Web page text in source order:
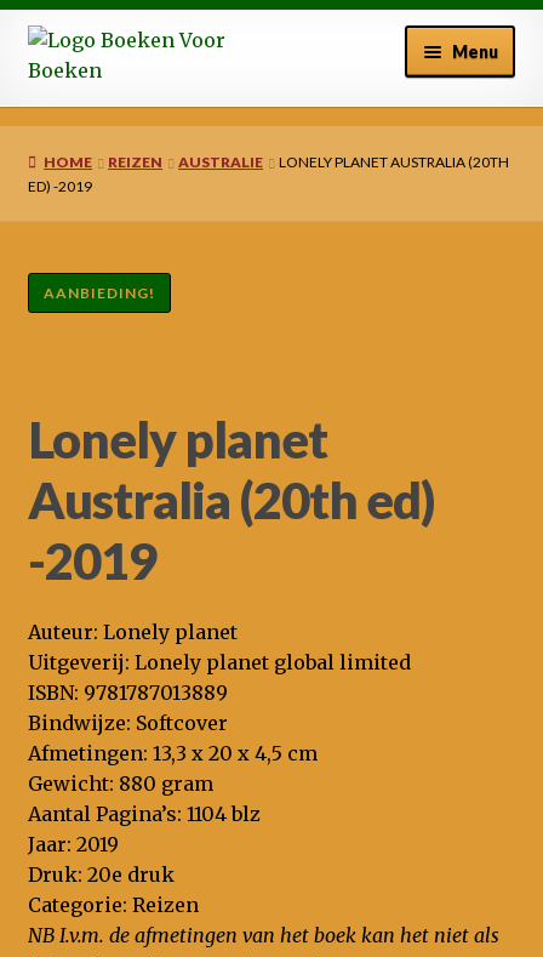
Ga
door
navigatie
Ga
naar
inhoud
Menu
Winkelmand
Mijn account
HOME REIZEN AUSTRALIE
LONELY PLANET AUSTRALIA (20TH
ED) -2019
AANBIEDING!
Lonely planet
Australia (20th ed)
-2019
Auteur: Lonely planet
Uitgeverij: Lonely planet global limited
ISBN: 9781787013889
Bindwijze: Softcover
Afmetingen: 13,3 x 20 x 4,5 cm
Gewicht: 880 gram
Aantal Pagina’s: 1104 blz
Jaar: 2019
Druk: 20e druk
Categorie: Reizen
NB I.v.m. de afmetingen van het boek kan het niet als